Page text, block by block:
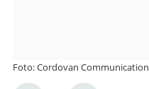
Foto: Cordovan Communication